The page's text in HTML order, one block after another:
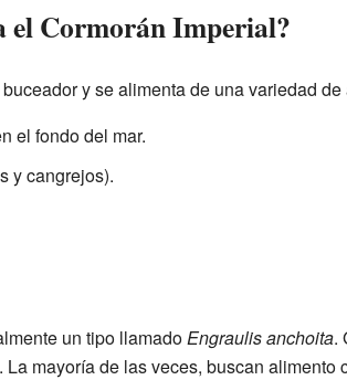
el Cormorán Imperial?
y se alimenta de una variedad
el fondo del mar.
y cangrejos).
un tipo llamadoEngraulis anchoita.
mayoría de las veces, buscan